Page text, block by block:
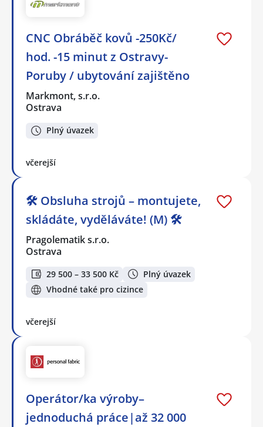
CNC Obráběč kovů -250Kč/
hod. -15 minut z Ostravy-
Poruby / ubytování zajištěno
Markmont, s.r.o.
Ostrava
Plný úvazek
včerejší
🛠️ Obsluha strojů – montujete,
skládáte, vyděláváte! (M) 🛠️
Pragolematik s.r.o.
Ostrava
29 500 – 33 500 Kč
Plný úvazek
Vhodné také pro cizince
včerejší
Operátor/ka výroby–
jednoduchá práce|až 32 000